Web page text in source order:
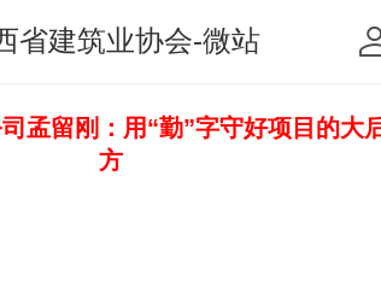
省建筑业协会-微站
孟留刚：用“勤”字守好项目的大
方